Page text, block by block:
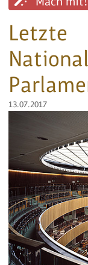
Letzte
13.07.2017